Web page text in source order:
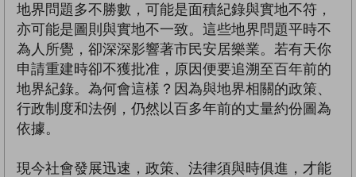
地界問題多不勝數，可能是面積紀錄與實地不符，
亦可能是圖則與實地不一致。這些地界問題平時不
為人所覺，卻深深影響著市民安居樂業。若有天你
申請重建時卻不獲批准，原因便要追溯至百年前的
地界紀錄。為何會這樣？因為與地界相關的政策、
行政制度和法例，仍然以百多年前的丈量約份圖為
依據。
現今社會發展迅速，政策、法律須與時俱進，才能